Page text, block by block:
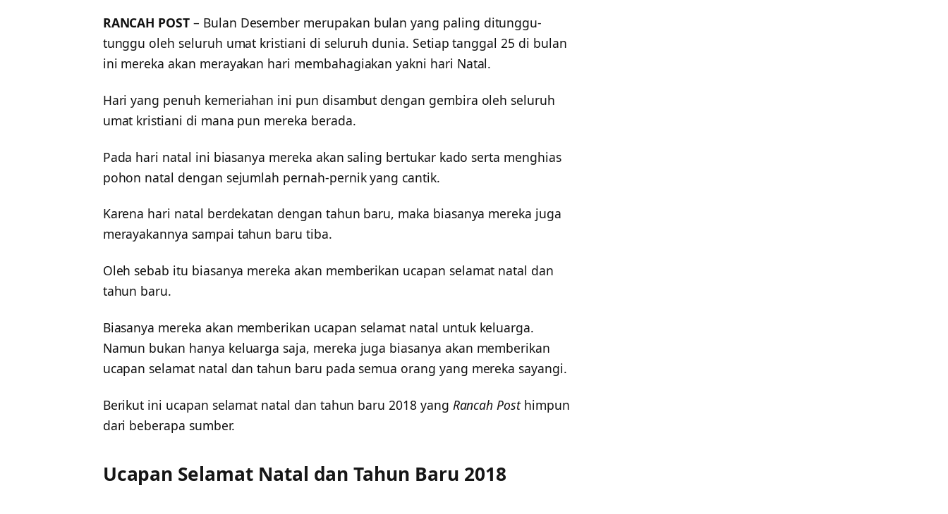
RANCAH POST – Bulan Desember merupakan bulan yang paling ditunggu-
tunggu oleh seluruh umat kristiani di seluruh dunia. Setiap tanggal 25 di bulan
ini mereka akan merayakan hari membahagiakan yakni hari Natal.
Hari yang penuh kemeriahan ini pun disambut dengan gembira oleh seluruh
umat kristiani di mana pun mereka berada.
Pada hari natal ini biasanya mereka akan saling bertukar kado serta menghias
pohon natal dengan sejumlah pernah-pernik yang cantik.
Karena hari natal berdekatan dengan tahun baru, maka biasanya mereka juga
merayakannya sampai tahun baru tiba.
Oleh sebab itu biasanya mereka akan memberikan ucapan selamat natal dan
tahun baru.
Biasanya mereka akan memberikan ucapan selamat natal untuk keluarga.
Namun bukan hanya keluarga saja, mereka juga biasanya akan memberikan
ucapan selamat natal dan tahun baru pada semua orang yang mereka sayangi.
Berikut ini ucapan selamat natal dan tahun baru 2018 yang Rancah Posthimpun
dari beberapa sumber.
Ucapan Selamat Natal dan Tahun Baru 2018